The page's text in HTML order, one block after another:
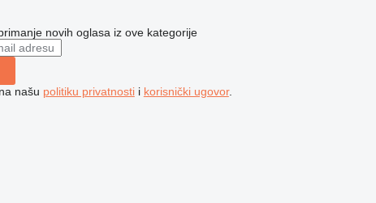
novih oglasa iz ove kategorije
našu politiku privatnostii korisnički ugovor.